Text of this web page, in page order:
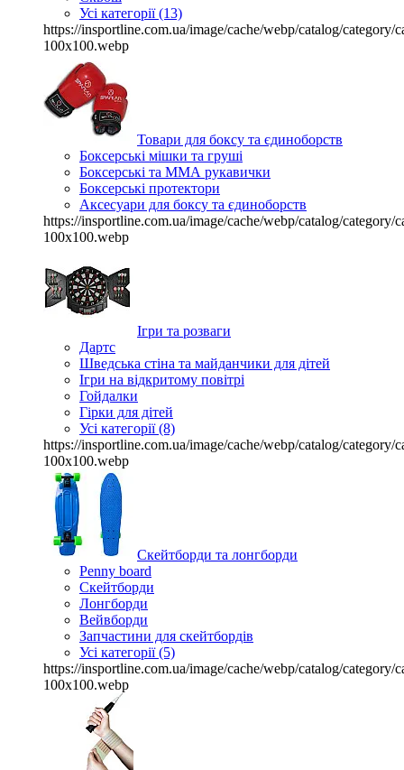
Усі категорії (13)
https://insportline.com.ua/image/cache/webp/catalog/category/
100x100.webp
Товари для боксу та єдиноборств
Боксерські мішки та груші
Боксерські та ММА рукавички
Боксерські протектори
Аксесуари для боксу та єдиноборств
https://insportline.com.ua/image/cache/webp/catalog/category/
100x100.webp
Ігри та розваги
Дартс
Шведська стіна та майданчики для дітей
Ігри на відкритому повітрі
Гойдалки
Гірки для дітей
Усі категорії (8)
https://insportline.com.ua/image/cache/webp/catalog/category/
100x100.webp
Скейтборди та лонгборди
Penny board
Скейтборди
Лонгборди
Вейвборди
Запчастини для скейтбордів
Усі категорії (5)
https://insportline.com.ua/image/cache/webp/catalog/category/
100x100.webp